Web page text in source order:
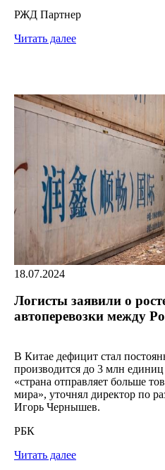
РЖД Партнер
Читать далее
18.07.2024
Логисты заявили о
автоперевозки между
В Китае дефицит стал
производится до 3 млн
«страна отправляет больше
мира», уточнял директор по
Игорь Чернышев.
РБК
Читать далее